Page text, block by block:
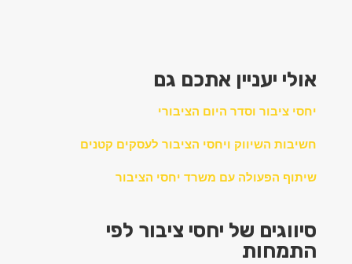
אולי יעניין אתכם גם
יחסי ציבור וסדר היום הציבורי
חשיבות השיווק ויחסי הציבור לעסקים קטנים
שיתוף הפעולה עם משרד יחסי הציבור
סיווגים של יחסי ציבור לפי
התמחות